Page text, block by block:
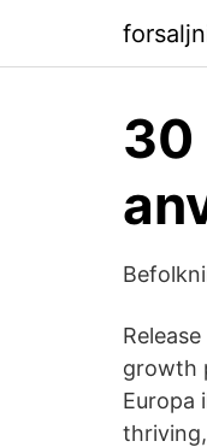
30
growth
Europa